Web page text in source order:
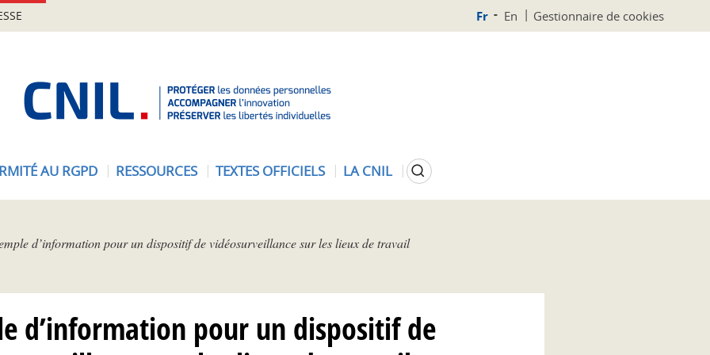
Fr En Gestionnaire de cookies
N
AU RGPD RESSOURCES TEXTES OFFICIELS LA CNIL Rechercher
d’information pour un dispositif de vidéosurveillance sur les lieux de travail
d’information pour un dispositif de